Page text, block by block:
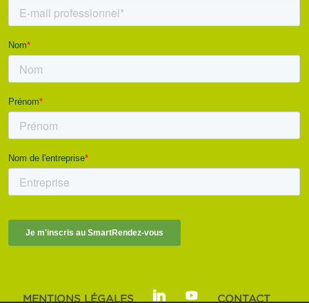
MENTIONS LÉGALES CONTACT